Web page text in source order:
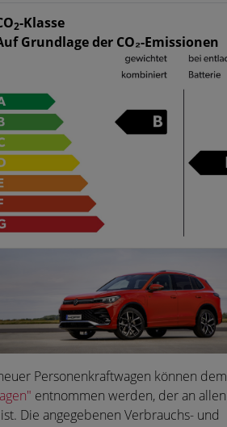
2-Klasse
Grundlage der CO₂-Emissionen
Personenkraftwagen können dem
entnommen werden, der an allen
Die angegebenen Verbrauchs- und